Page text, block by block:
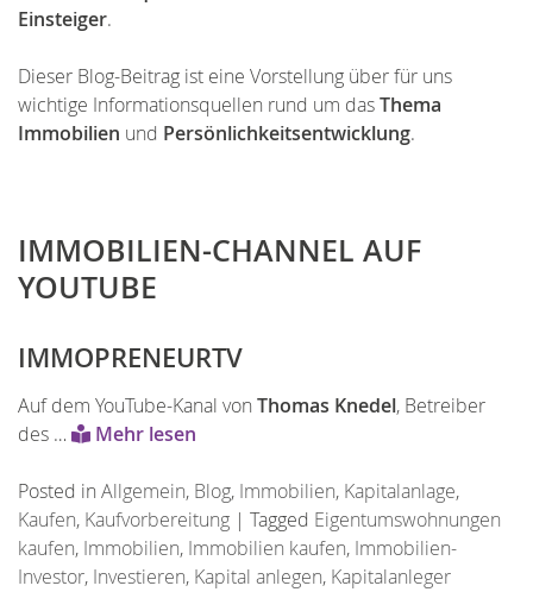
Einsteiger.
Dieser Blog-Beitrag ist eine Vorstellung über für uns
wichtige Informationsquellen rund um dasThema
Immobilien und Persönlichkeitsentwicklung.
IMMOBILIEN-CHANNEL AUF
YOUTUBE
IMMOPRENEURTV
Auf dem YouTube-Kanal von Thomas Knedel, Betreiber
des …
Mehr lesen
Posted in Allgemein, Blog, Immobilien, Kapitalanlage,
Kaufen, Kaufvorbereitung | Tagged Eigentumswohnungen
kaufen, Immobilien, Immobilien kaufen, Immobilien-
Investor, Investieren, Kapital anlegen, Kapitalanleger